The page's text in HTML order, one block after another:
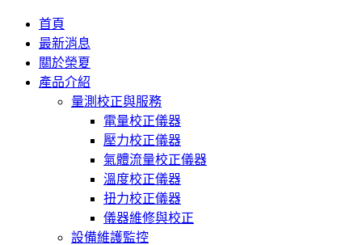
首頁
最新消息
關於榮夏
產品介紹
量測校正與服務
電量校正儀器
壓力校正儀器
氣體流量校正儀器
溫度校正儀器
扭力校正儀器
儀器維修與校正
設備維護監控